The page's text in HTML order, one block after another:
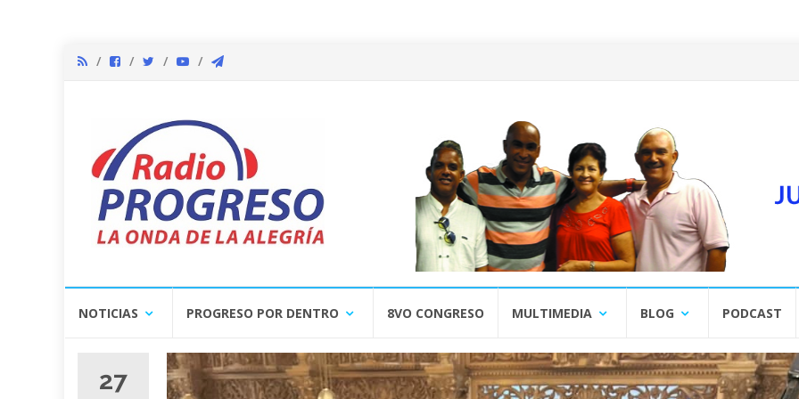
NOTICIAS PROGRESO POR DENTRO 8VO CONGRESO MULTIMEDIA BLOG PODCAST
27